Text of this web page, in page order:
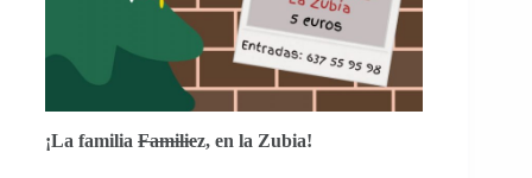
¡La familia Familiez, en la Zubia!